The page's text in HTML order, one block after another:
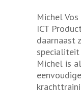
Michel
ICT
daarnaast
specialiteit
Michel is